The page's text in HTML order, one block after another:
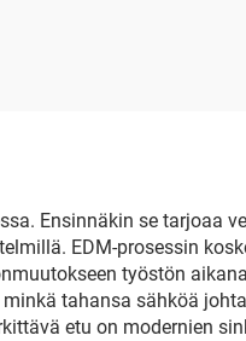
Ensinnäkin se tarjoaa
EDM-prosessin
työstön
tahansa sähköä
etu on modernien